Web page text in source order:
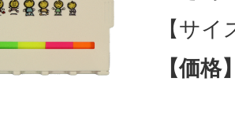
【サ
【価